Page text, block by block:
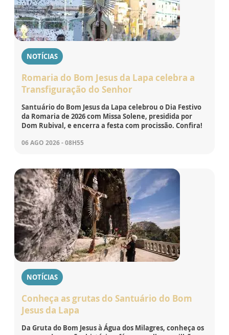
NOTÍCIAS
Romaria do Bom Jesus da Lapa celebra a
Transfiguração do Senhor
Santuário do Bom Jesus da Lapa celebrou o Dia Festivo
da Romaria de 2026 com Missa Solene, presidida por
Dom Rubival, e encerra a festa com procissão. Confira!
06 AGO 2026 - 08H55
NOTÍCIAS
Conheça as grutas do Santuário do Bom
Jesus da Lapa
Da Gruta do Bom Jesus à Água dos Milagres, conheça os